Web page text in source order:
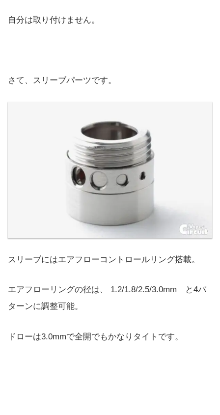
自分は取り付けません。
さて、スリーブパーツです。
スリーブにはエアフローコントロールリング搭載。
エアフローリングの径は、 1.2/1.8/2.5/3.0mm と4パ
ターンに調整可能。
ドローは3.0mmで全開でもかなりタイトです。